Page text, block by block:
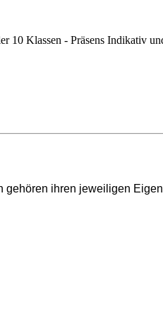
10 Klassen - Präsens Indikativ
ihren jeweiligen